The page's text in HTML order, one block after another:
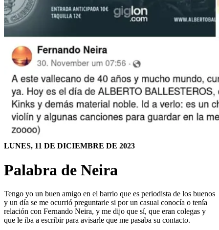
LUNES, 11 DE DICIEMBRE DE 2023
Palabra de Neira
Tengo yo un buen amigo en el barrio que es periodista de los buenos
y un día se me ocurrió preguntarle si por un casual conocía o tenía
relación con Fernando Neira, y me dijo que sí, que eran colegas y
que le iba a escribir para avisarle que me pasaba su contacto.